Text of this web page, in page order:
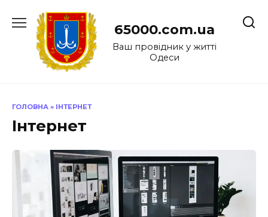
до
65000.com.ua
Ваш провідник у житті
Одеси
ГОЛОВНА » ІНТЕРНЕТ
Інтернет